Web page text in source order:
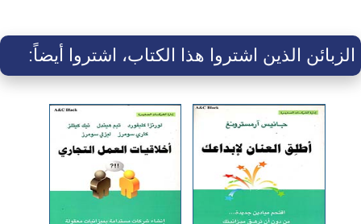
الزبائن الذين اشتروا هذا الكتاب، اشتروا أيضاً: